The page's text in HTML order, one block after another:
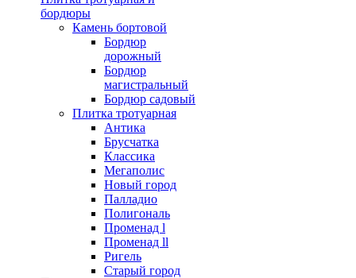
бордюры
Камень бортовой
Бордюр
дорожный
Бордюр
магистральный
Бордюр садовый
Плитка тротуарная
Антика
Брусчатка
Классика
Мегаполис
Новый город
Палладио
Полигональ
Променад l
Променад ll
Ригель
Старый город